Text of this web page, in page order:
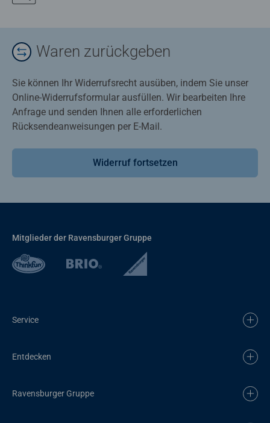
Waren zurückgeben
Sie können Ihr Widerrufsrecht ausüben, indem Sie unser
Online-Widerrufsformular ausfüllen. Wir bearbeiten Ihre
Anfrage und senden Ihnen alle erforderlichen
Rücksendeanweisungen per E-Mail.
Widerruf fortsetzen
Mitglieder der Ravensburger Gruppe
Service
Entdecken
Ravensburger Gruppe